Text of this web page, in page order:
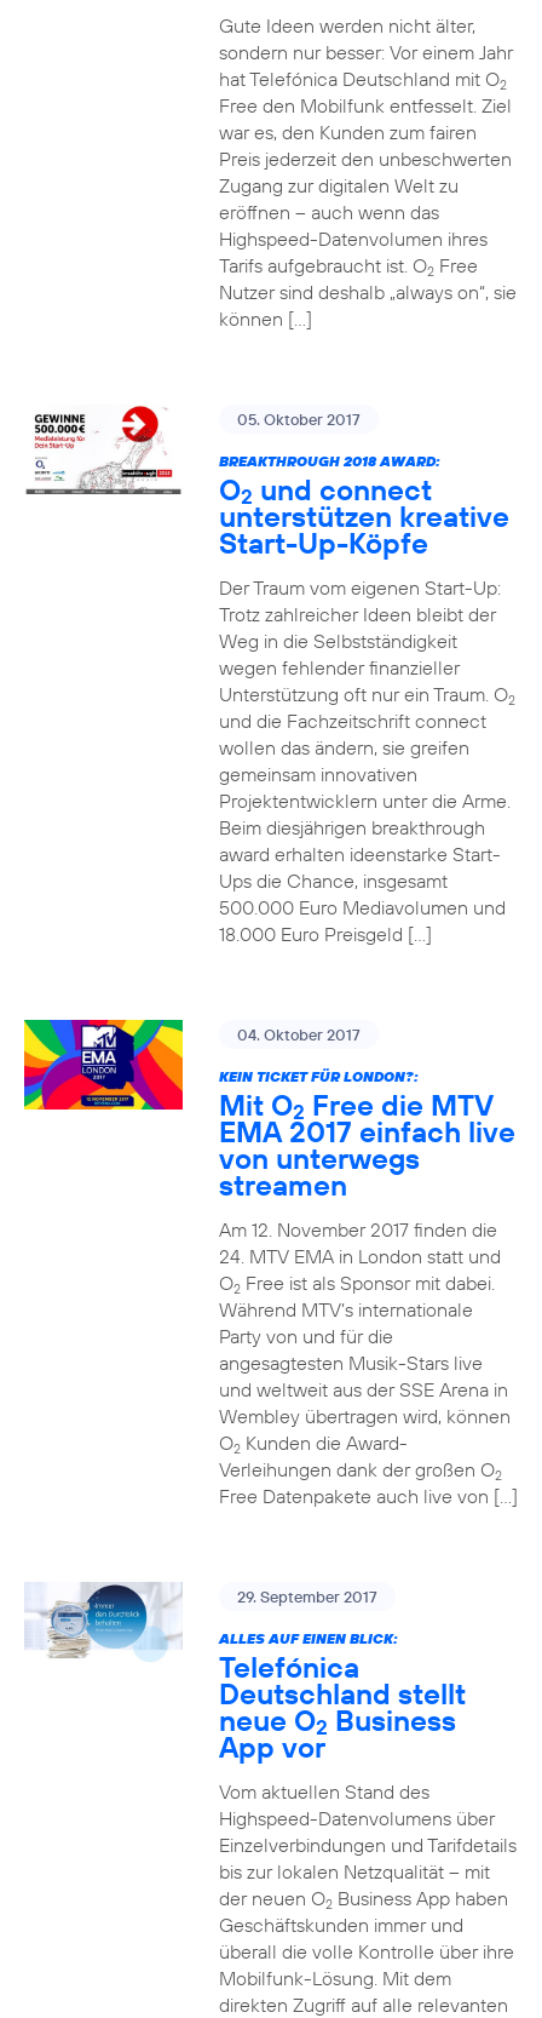
Gute Ideen werden nicht älter,
sondern nur besser: Vor einem Jahr
hat Telefónica Deutschland mit O2
Free den Mobilfunk entfesselt. Ziel
war es, den Kunden zum fairen
Preis jederzeit den unbeschwerten
Zugang zur digitalen Welt zu
eröffnen – auch wenn das
Highspeed-Datenvolumen ihres
Tarifs aufgebraucht ist. O2Free
Nutzer sind deshalb „always on“, sie
können […]
05. Oktober 2017
BREAKTHROUGH 2018 AWARD:
O2 und connect
unterstützen kreative
Start-Up-Köpfe
Der Traum vom eigenen Start-Up:
Trotz zahlreicher Ideen bleibt der
Weg in die Selbstständigkeit
wegen fehlender finanzieller
Unterstützung oft nur ein Traum. O2
und die Fachzeitschrift connect
wollen das ändern, sie greifen
gemeinsam innovativen
Projektentwicklern unter die Arme.
Beim diesjährigen breakthrough
award erhalten ideenstarke Start-
Ups die Chance, insgesamt
500.000 Euro Mediavolumen und
18.000 Euro Preisgeld […]
04. Oktober 2017
KEIN TICKET FÜR LONDON?:
Mit O2 Free die MTV
EMA 2017 einfach live
von unterwegs
streamen
Am 12. November 2017 finden die
24. MTV EMA in London statt und
O2Free ist als Sponsor mit dabei.
Während MTV’s internationale
Party von und für die
angesagtesten Musik-Stars live
und weltweit aus der SSE Arena in
Wembley übertragen wird, können
O2Kunden die Award-
Verleihungen dank der großen O2
Free Datenpakete auch live von […]
29. September 2017
ALLES AUF EINEN BLICK:
Telefónica
Deutschland stellt
neue O2 Business
App vor
Vom aktuellen Stand des
Highspeed-Datenvolumens über
Einzelverbindungen und Tarifdetails
bis zur lokalen Netzqualität – mit
der neuen O2Business App haben
Geschäftskunden immer und
überall die volle Kontrolle über ihre
Mobilfunk-Lösung. Mit dem
direkten Zugriff auf alle relevanten